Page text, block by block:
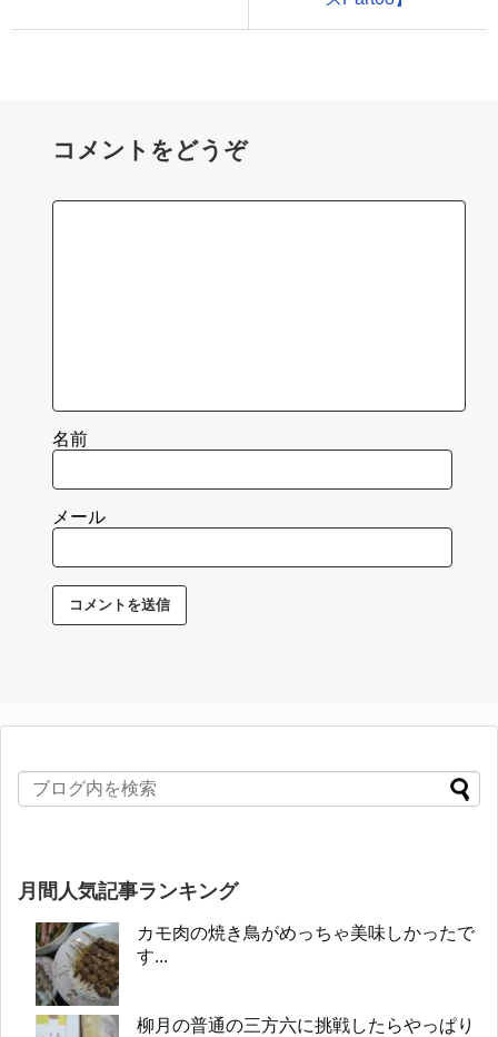
コメントをどうぞ
名前
メール
月間人気記事ランキング
カモ肉の焼き鳥がめっちゃ美味しかったで
す...
柳月の普通の三方六に挑戦したらやっぱり